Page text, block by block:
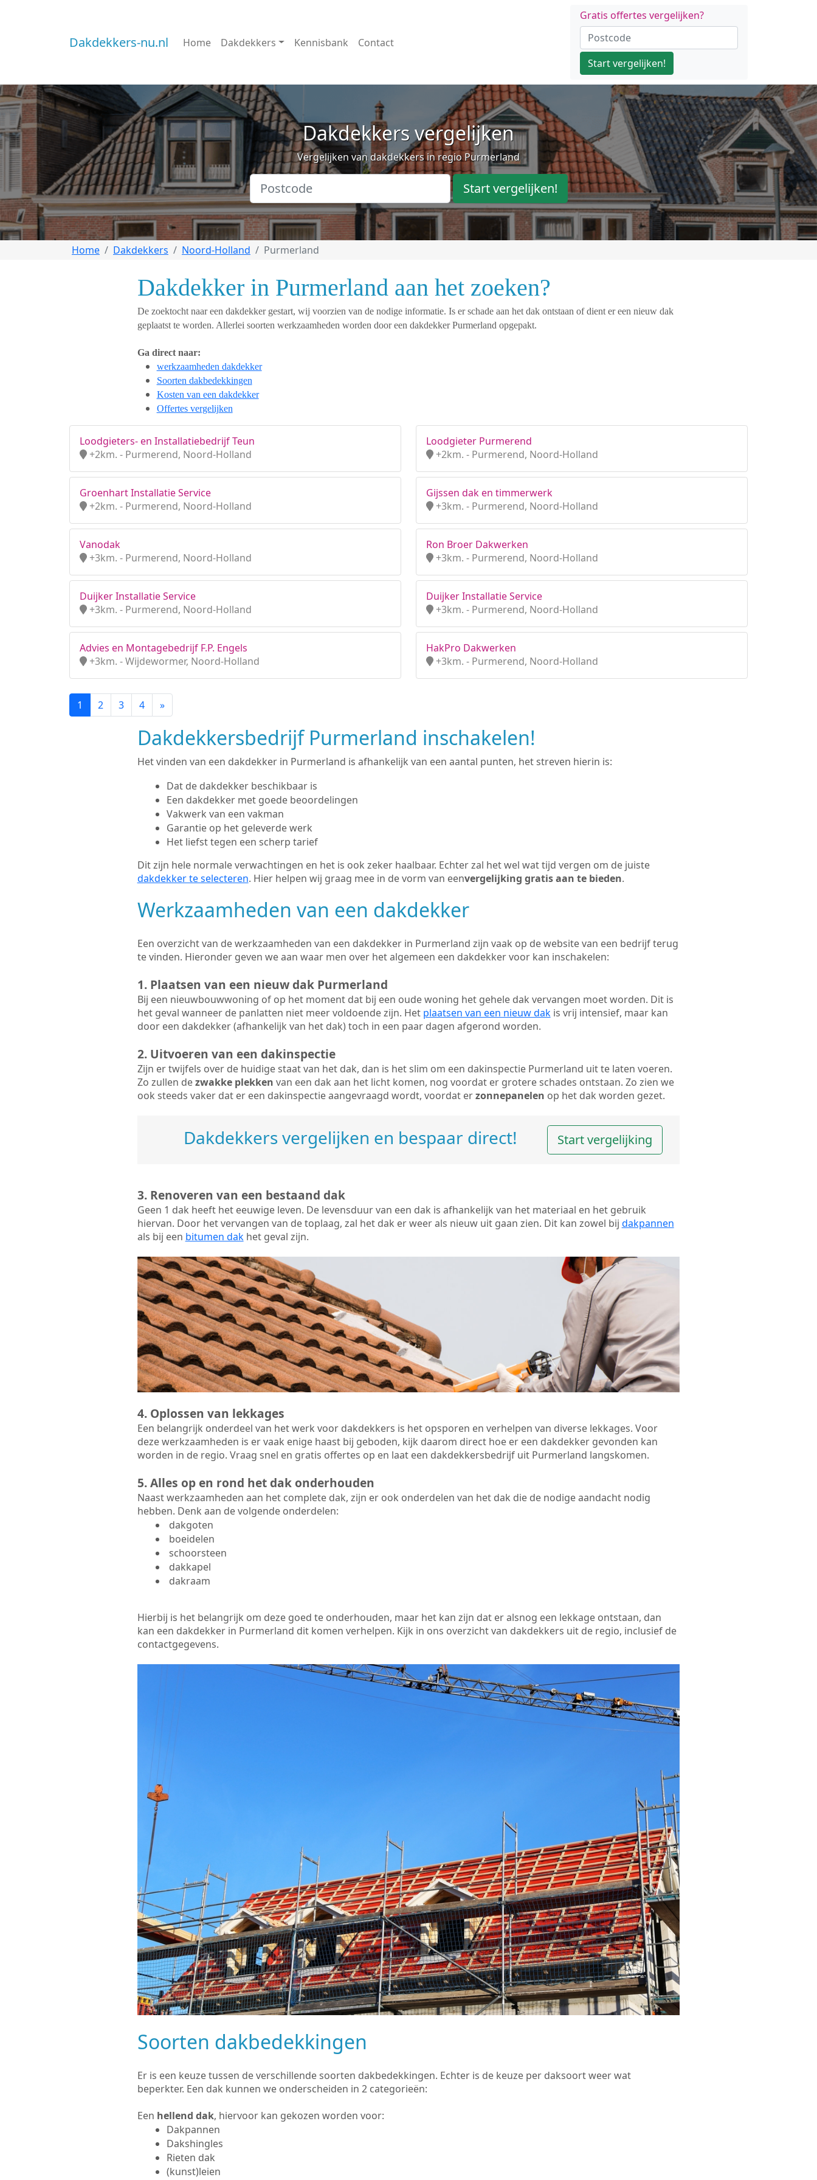
Dakdekkers-nu.nl Home Dakdekkers Kennisbank Contact
Gratis offertes vergelijken?
Start vergelijken!
Dakdekkers vergelijken
Vergelijken van dakdekkers in regio Purmerland
Start vergelijken!
Home Dakdekkers Noord-Holland Purmerland
Dakdekker in Purmerland aan het zoeken?
De zoektocht naar een dakdekker gestart, wij voorzien van de nodige informatie. Is er schade aan het dak ontstaan of dient er een nieuw dak
geplaatst te worden. Allerlei soorten werkzaamheden worden door een dakdekker Purmerland opgepakt.
Ga direct naar:
werkzaamheden dakdekker
Soorten dakbedekkingen
Kosten van een dakdekker
Offertes vergelijken
Loodgieters- en Installatiebedrijf Teun
+2km. - Purmerend, Noord-Holland
Loodgieter Purmerend
+2km. - Purmerend, Noord-Holland
Groenhart Installatie Service
+2km. - Purmerend, Noord-Holland
Gijssen dak en timmerwerk
+3km. - Purmerend, Noord-Holland
Vanodak
+3km. - Purmerend, Noord-Holland
Ron Broer Dakwerken
+3km. - Purmerend, Noord-Holland
Duijker Installatie Service
+3km. - Purmerend, Noord-Holland
Duijker Installatie Service
+3km. - Purmerend, Noord-Holland
Advies en Montagebedrijf F.P. Engels
+3km. - Wijdewormer, Noord-Holland
HakPro Dakwerken
+3km. - Purmerend, Noord-Holland
1 2 3 4 »
Dakdekkersbedrijf Purmerland inschakelen!
Het vinden van een dakdekker in Purmerland is afhankelijk van een aantal punten, het streven hierin is:
Dat de dakdekker beschikbaar is
Een dakdekker met goede beoordelingen
Vakwerk van een vakman
Garantie op het geleverde werk
Het liefst tegen een scherp tarief
Dit zijn hele normale verwachtingen en het is ook zeker haalbaar. Echter zal het wel wat tijd vergen om de juiste
dakdekker te selecteren. Hier helpen wij graag mee in de vorm van eenvergelijking gratis aan te bieden.
Werkzaamheden van een dakdekker
Een overzicht van de werkzaamheden van een dakdekker in Purmerland zijn vaak op de website van een bedrijf terug
te vinden. Hieronder geven we aan waar men over het algemeen een dakdekker voor kan inschakelen:
1. Plaatsen van een nieuw dak Purmerland
Bij een nieuwbouwwoning of op het moment dat bij een oude woning het gehele dak vervangen moet worden. Dit is
het geval wanneer de panlatten niet meer voldoende zijn. Het plaatsen van een nieuw dakis vrij intensief, maar kan
door een dakdekker (afhankelijk van het dak) toch in een paar dagen afgerond worden.
2. Uitvoeren van een dakinspectie
Zijn er twijfels over de huidige staat van het dak, dan is het slim om een dakinspectie Purmerland uit te laten voeren.
Zo zullen dezwakke plekken van een dak aan het licht komen, nog voordat er grotere schades ontstaan. Zo zien we
ook steeds vaker dat er een dakinspectie aangevraagd wordt, voordat erzonnepanelen op het dak worden gezet.
Dakdekkers vergelijken en bespaar direct! Start vergelijking
3. Renoveren van een bestaand dak
Geen 1 dak heeft het eeuwige leven. De levensduur van een dak is afhankelijk van het materiaal en het gebruik
hiervan. Door het vervangen van de toplaag, zal het dak er weer als nieuw uit gaan zien. Dit kan zowel bij dakpannen
als bij een bitumen dakhet geval zijn.
4. Oplossen van lekkages
Een belangrijk onderdeel van het werk voor dakdekkers is het opsporen en verhelpen van diverse lekkages. Voor
deze werkzaamheden is er vaak enige haast bij geboden, kijk daarom direct hoe er een dakdekker gevonden kan
worden in de regio. Vraag snel en gratis offertes op en laat een dakdekkersbedrijf uit Purmerland langskomen.
5. Alles op en rond het dak onderhouden
Naast werkzaamheden aan het complete dak, zijn er ook onderdelen van het dak die de nodige aandacht nodig
hebben. Denk aan de volgende onderdelen:
dakgoten
boeidelen
schoorsteen
dakkapel
dakraam
Hierbij is het belangrijk om deze goed te onderhouden, maar het kan zijn dat er alsnog een lekkage ontstaan, dan
kan een dakdekker in Purmerland dit komen verhelpen. Kijk in ons overzicht van dakdekkers uit de regio, inclusief de
contactgegevens.
Soorten dakbedekkingen
Er is een keuze tussen de verschillende soorten dakbedekkingen. Echter is de keuze per daksoort weer wat
beperkter. Een dak kunnen we onderscheiden in 2 categorieën:
Een hellend dak, hiervoor kan gekozen worden voor:
Dakpannen
Dakshingles
Rieten dak
(kunst)leien